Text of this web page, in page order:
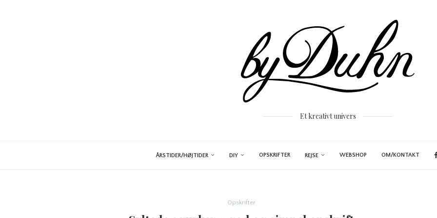
Et kreativt univers
ÅRSTIDER/HØJTIDER DIY OPSKRIFTER REJSE WEBSHOP OM/KONTAKT
Opskrifter